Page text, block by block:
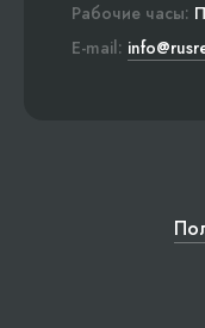
Рабочие часы:
E-mail: